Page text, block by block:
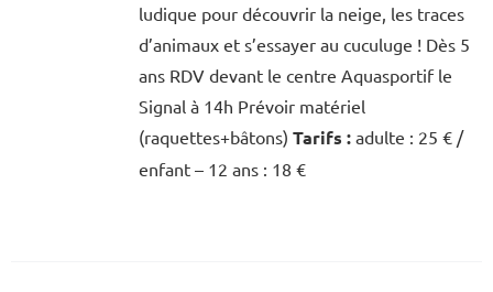
ludique pour découvrir la neige, les traces
d’animaux et s’essayer au cuculuge ! Dès 5
ans RDV devant le centre Aquasportif le
Signal à 14h Prévoir matériel
(raquettes+bâtons) Tarifs :adulte : 25 € /
enfant – 12 ans : 18 €